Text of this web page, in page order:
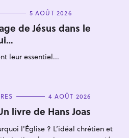
5 AOÛT 2026
de Jésus dans le
leur essentiel...
4 AOÛT 2026
livre de Hans Joas
l'Église ? L’idéal chrétien et